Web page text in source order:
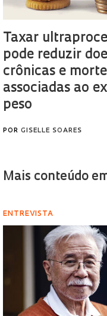
Taxar
pode reduzir
crônicas e
associadas ao
peso
POR GISELLE SOARES
Mais conteúdo
ENTREVISTA